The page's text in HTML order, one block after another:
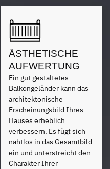
ÄSTHETISCHE
AUFWERTUNG
Ein gut gestaltetes
Balkongeländer kann das
architektonische
Erscheinungsbild Ihres
Hauses erheblich
verbessern. Es fügt sich
nahtlos in das Gesamtbild
ein und unterstreicht den
Charakter Ihrer